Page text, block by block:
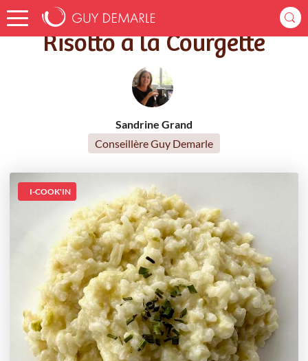
Accueil Recettes Risotto à la Courgette
Risotto à la Courgette
Sandrine Grand
Conseillère Guy Demarle
I-COOK'IN